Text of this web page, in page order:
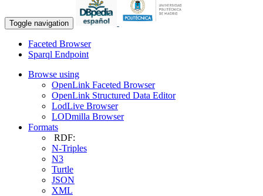
Toggle navigation
Faceted Browser
Sparql Endpoint
Browse using
OpenLink Faceted Browser
OpenLink Structured Data Editor
LodLive Browser
LODmilla Browser
Formats
RDF:
N-Triples
N3
Turtle
JSON
XML